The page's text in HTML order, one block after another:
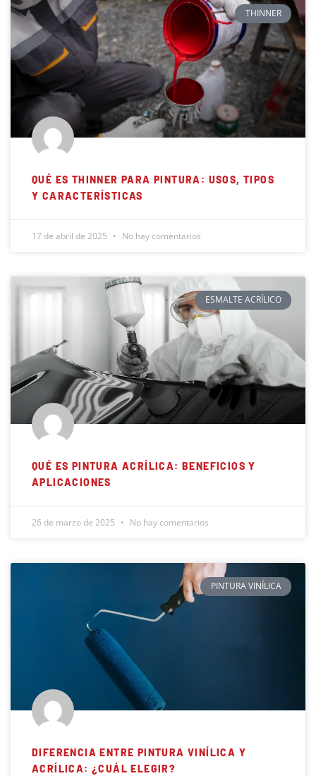
THINNER
QUÉ ES THINNER PARA PINTURA: USOS, TIPOS
Y CARACTERÍSTICAS
17 de abril de 2025 No hay comentarios
ESMALTE ACRÍLICO
QUÉ ES PINTURA ACRÍLICA: BENEFICIOS Y
APLICACIONES
26 de marzo de 2025 No hay comentarios
PINTURA VINÍLICA
DIFERENCIA ENTRE PINTURA VINÍLICA Y
ACRÍLICA: ¿CUÁL ELEGIR?